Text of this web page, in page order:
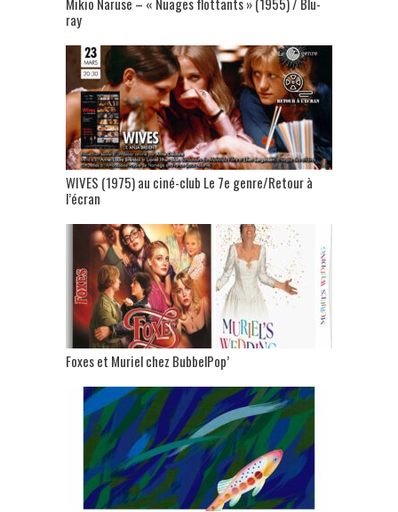
ray
WIVES (1975) au ciné-club Le 7e genre/Retour à
l’écran
Foxes et Muriel chez BubbelPop’